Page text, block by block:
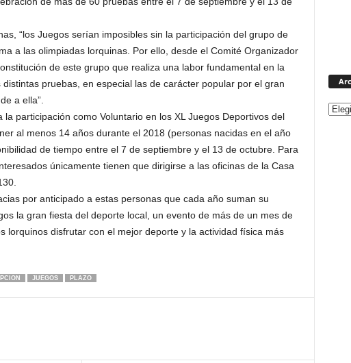
“los Juegos serían imposibles sin la participación del grupo de
a las olimpiadas lorquinas. Por ello, desde el Comité Organizador
de este grupo que realiza una labor fundamental en la
pruebas, en especial las de carácter popular por el gran
a ella”.
la participación como Voluntario en los XL Juegos Deportivos del
al menos 14 años durante el 2018 (personas nacidas en el año
de tiempo entre el 7 de septiembre y el 13 de octubre. Para
únicamente tienen que dirigirse a las oficinas de la Casa
por anticipado a estas personas que cada año suman su
la gran fiesta del deporte local, un evento de más de un mes de
lorquinos disfrutar con el mejor deporte y la actividad física más
JUEGOS PLAZO